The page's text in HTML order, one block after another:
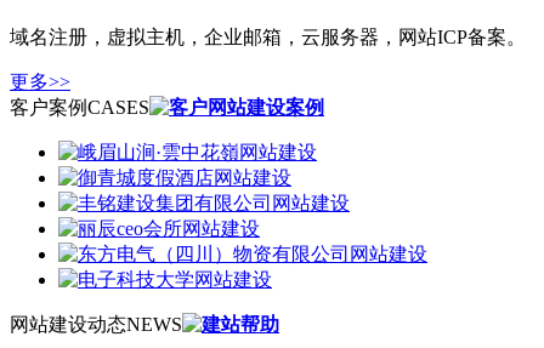
域名注册，虚拟主机，企业邮箱，云服务器，网站ICP备案。
更多>>
客户案例CASES
网站建设动态NEWS